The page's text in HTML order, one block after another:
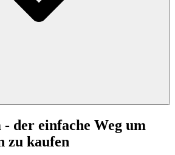
der einfache Weg um
zu kaufen